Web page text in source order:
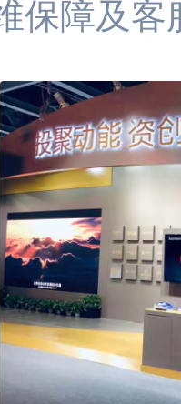
保障及客